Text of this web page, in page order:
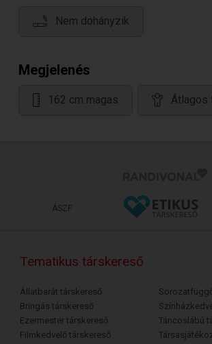
Nem dohányzik
Megjelenés
162 cm magas Átlagos
ÁSZF
Tematikus társkereső
Állatbarát társkereső
Bringás társkereső
Ezermester társkereső
Filmkedvelő társkereső
Táncoslábú